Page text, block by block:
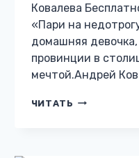
Ковалева
«Пари на
домашняя
провинции в
мечтой.Андрей
ЧИТАТЬ ПАРИ